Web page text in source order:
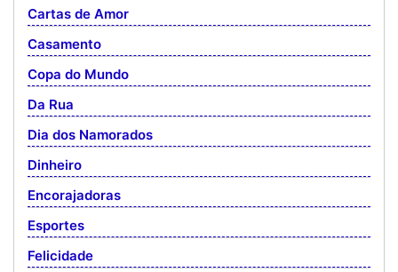
Cartas de Amor
Casamento
Copa do Mundo
Da Rua
Dia dos Namorados
Dinheiro
Encorajadoras
Esportes
Felicidade